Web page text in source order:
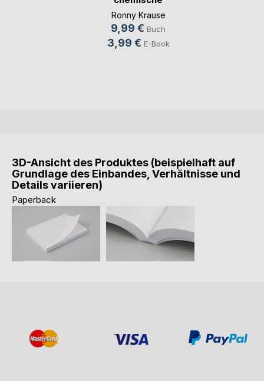
Ausbild(...)
Ronny Krause
9,99 € Buch
3,99 € E-Book
3D-Ansicht des Produktes (beispielhaft auf
Grundlage des Einbandes, Verhältnisse und
Details variieren)
Paperback